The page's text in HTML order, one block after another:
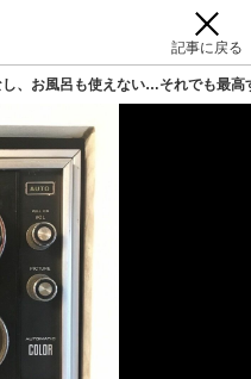
記事に戻る
、お風呂も使えない…それでも最